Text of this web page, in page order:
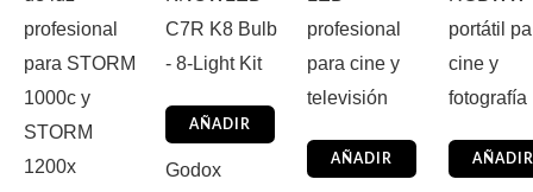
AÑADIR
Godox
AÑADIR AÑADIR